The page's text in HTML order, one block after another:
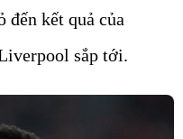
đến kết quả của
sắp tới.